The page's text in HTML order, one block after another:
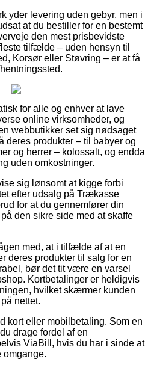
yder levering uden gebyr, men i
at du bestiller for en bestemt
den mest prisbevidste
tilfælde – uden hensyn til
Korsør eller Støvring – er at få
for alle og enhver at lave
online virksomheder, og
webbutikker set sig nødsaget
deres produkter – til babyer og
og herrer – kolossalt, og endda
uden omkostninger.
sig lønsomt at kigge forbi
efter udsalg på Trækasse
for at du gennemfører din
den sikre side med at skaffe
med, at i tilfælde af at en
deres produkter til salg for en
bør det tit være en varsel
Kortbetalinger er heldigvis
hvilket skærmer kunden
nettet.
kort eller mobilbetaling. Som en
drage fordel af en
ViaBill, hvis du har i sinde at
omgange.